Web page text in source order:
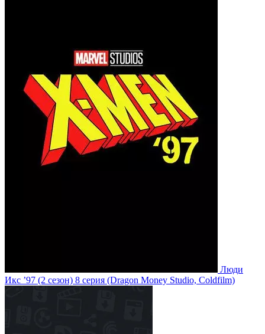
Люди
Икс ’97 (2 сезон) 8 серия (Dragon Money Studio, Coldfilm)